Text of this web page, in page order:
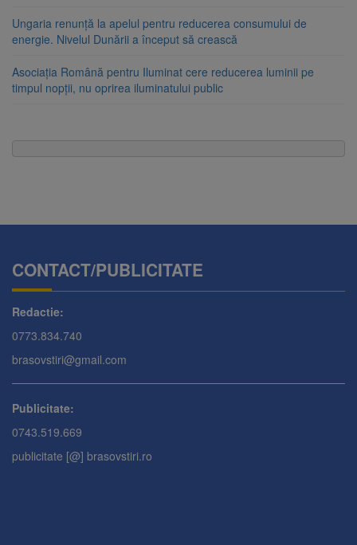
Ungaria renunță la apelul pentru reducerea consumului de
energie. Nivelul Dunării a început să crească
Asociația Română pentru Iluminat cere reducerea luminii pe
timpul nopții, nu oprirea iluminatului public
CONTACT/PUBLICITATE
Redactie:
0773.834.740
brasovstiri@gmail.com
Publicitate:
0743.519.669
publicitate [@] brasovstiri.ro